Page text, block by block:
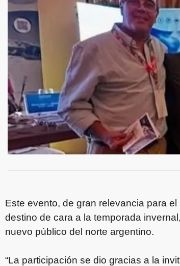
Este evento, de gran relevancia para
destino de cara a la temporada
nuevo público del norte argentino.
“La participación se dio gracias a la